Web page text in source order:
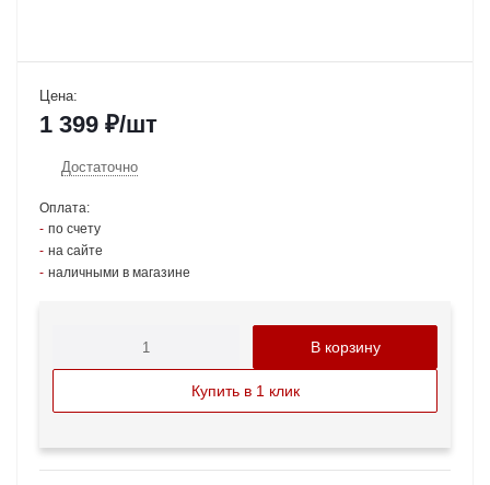
Цена:
1 399 ₽/шт
Достаточно
Оплата:
по счету
на сайте
наличными в магазине
В корзину
Купить в 1 клик